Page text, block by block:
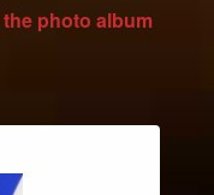
photo album